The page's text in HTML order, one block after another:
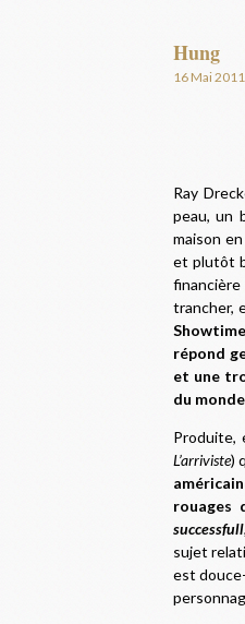
Hung
16 Mai 2011
Ray
peau, un
maison
et plutôt
financière
trancher,
répond
et une
du
Produite,
L’arriviste)
rouages
successfull
sujet
est